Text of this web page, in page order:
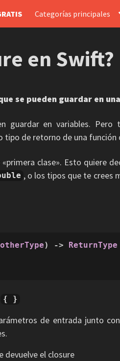
Categorías principales
en Swift?
se pueden guardar en
guardar en variables. Pero
de retorno de una función
clase». Esto quiere
, o los tipos que te crees
) -> ReturnType
{ }
de entrada junto
devuelve el closure